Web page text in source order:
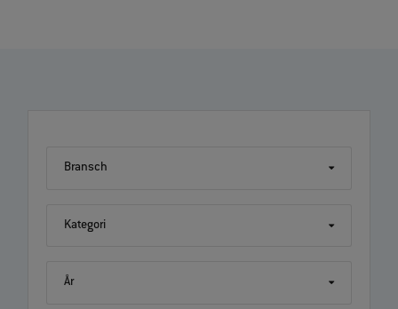
Bransch
Kategori
År